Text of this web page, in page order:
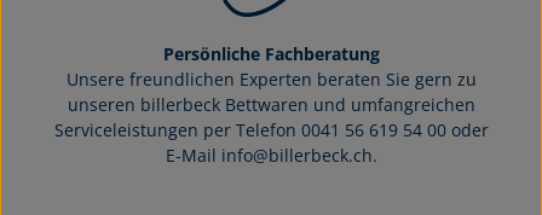
Persönliche Fachberatung
Unsere freundlichen Experten beraten Sie gern zu
unseren billerbeck Bettwaren und umfangreichen
Serviceleistungen per Telefon 0041 56 619 54 00 oder
E-Mail info@billerbeck.ch.